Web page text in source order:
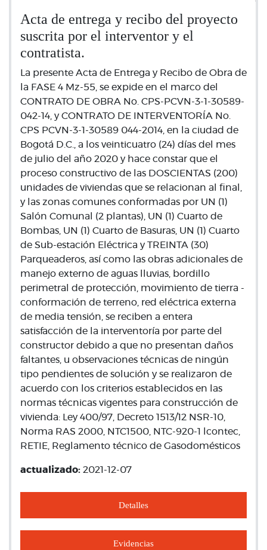
Acta de entrega y recibo del proyecto
suscrita por el interventor y el
contratista.
La presente Acta de Entrega y Recibo de Obra de
la FASE 4 Mz-55, se expide en el marco del
CONTRATO DE OBRA No. CPS-PCVN-3-1-30589-
042-14, y CONTRATO DE INTERVENTORÍA No.
CPS PCVN-3-1-30589 044-2014, en la ciudad de
Bogotá D.C., a los veinticuatro (24) días del mes
de julio del año 2020 y hace constar que el
proceso constructivo de las DOSCIENTAS (200)
unidades de viviendas que se relacionan al final,
y las zonas comunes conformadas por UN (1)
Salón Comunal (2 plantas), UN (1) Cuarto de
Bombas, UN (1) Cuarto de Basuras, UN (1) Cuarto
de Sub-estación Eléctrica y TREINTA (30)
Parqueaderos, así como las obras adicionales de
manejo externo de aguas lluvias, bordillo
perimetral de protección, movimiento de tierra -
conformación de terreno, red eléctrica externa
de media tensión, se reciben a entera
satisfacción de la interventoría por parte del
constructor debido a que no presentan daños
faltantes, u observaciones técnicas de ningún
tipo pendientes de solución y se realizaron de
acuerdo con los criterios establecidos en las
normas técnicas vigentes para construcción de
vivienda: Ley 400/97, Decreto 1513/12 NSR-10,
Norma RAS 2000, NTC1500, NTC-920-1 lcontec,
RETIE, Reglamento técnico de Gasodomésticos
actualizado: 2021-12-07
Detalles
Evidencias